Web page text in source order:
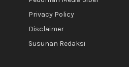
Privacy Policy
Disclaimer
Susunan Redaksi